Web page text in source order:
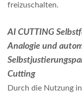
freizuschalten.
AI CUTTING
Analogie und
Cutting
Durch die Nutzung